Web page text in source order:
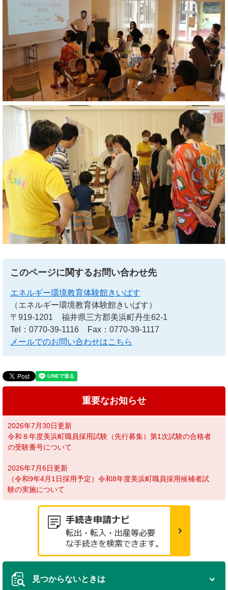
このページに関するお問い合わせ先
エネルギー環境教育体験館きいぱす
（エネルギー環境教育体験館きいぱす）
〒919-1201
福井県三方郡美浜町丹生62-1
Tel：0770-39-1116
Fax：0770-39-1117
メールでのお問い合わせはこちら
重要なお知らせ
2026年7月30日更新
令和８年度美浜町職員採用試験（先行募集）第1次試験の合格者
の受験番号について
2026年7月6日更新
（令和9年4月1日採用予定）令和8年度美浜町職員採用候補者試
験の実施について
見つからないときは